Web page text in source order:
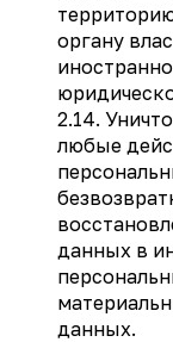
органу
2.14.
любые
данных в
данных.